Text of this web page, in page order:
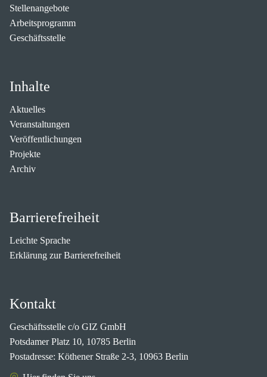
Stellenangebote
Arbeitsprogramm
Geschäftsstelle
Inhalte
Aktuelles
Veranstaltungen
Veröffentlichungen
Projekte
Archiv
Barrierefreiheit
Leichte Sprache
Erklärung zur Barrierefreiheit
Kontakt
Geschäftsstelle c/o GIZ GmbH
Potsdamer Platz 10, 10785 Berlin
Postadresse: Köthener Straße 2-3, 10963 Berlin